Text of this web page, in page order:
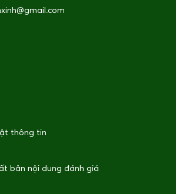
thông tin
bản nội dung đánh giá